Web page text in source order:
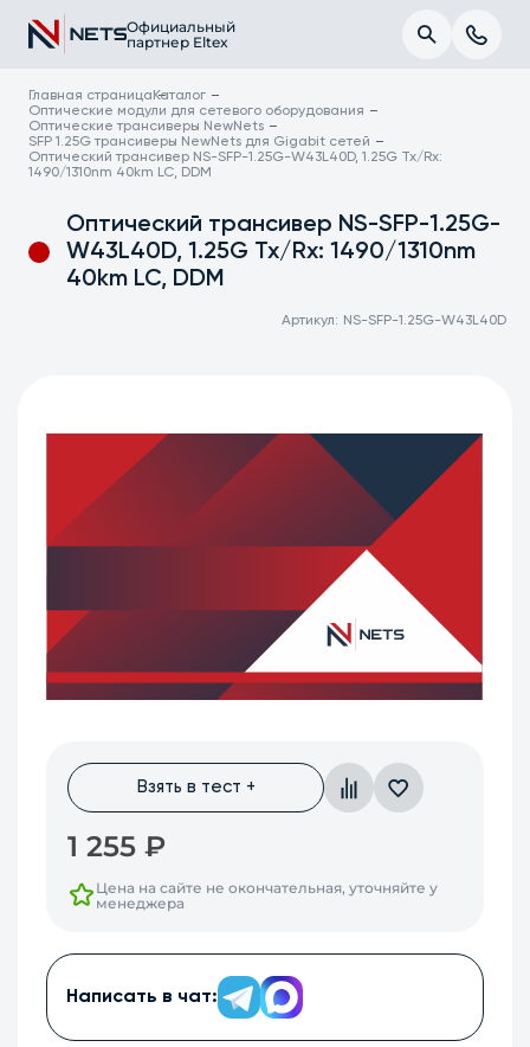
Официальный
партнер Eltex
Главная страница Каталог
Оптические модули для сетевого оборудования
Оптические трансиверы NewNets
SFP 1.25G трансиверы NewNets для Gigabit сетей
Оптический трансивер NS-SFP-1.25G-W43L40D, 1.25G Tx/Rx:
1490/1310nm 40km LC, DDM
Оптический трансивер NS-SFP-1.25G-
W43L40D, 1.25G Tx/Rx: 1490/1310nm
40km LC, DDM
Артикул: NS-SFP-1.25G-W43L40D
Взять в тест +
1 255₽
Цена на сайте не окончательная, уточняйте у
менеджера
Написать в чат: